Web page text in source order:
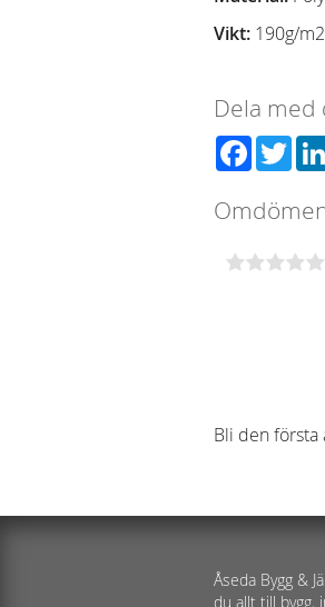
Vikt: 190g/m2
Dela med
Facebook
Bli den
Åseda Bygg &
du allt till bygg,